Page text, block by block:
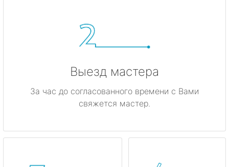
Выезд мастера
За час до согласованного времени с Вами
свяжется мастер.